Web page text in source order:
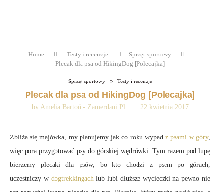
Home Testy i recenzje
Sprzęt sportowy
Plecak dla psa od HikingDog [Polecajka]
Sprzęt sportowy Testy i recenzje
Plecak dla psa od HikingDog [Polecajka]
by Amelia Bartoń - Zamerdani.pl 22 kwietnia 2017
Zbliża się majówka, my planujemy jak co roku wypad z psami w góry,
więc pora przygotować psy do górskiej wędrówki. Tym razem pod lupę
bierzemy plecaki dla psów, bo kto chodzi z psem po górach,
uczestniczy w dogtrekkingachlub lubi dłuższe wycieczki na pewno nie